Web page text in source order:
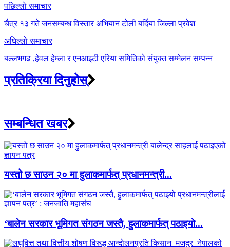
Post
navigation
पछिल्लाे समाचार
चैत्र १३ गते जनसम्बन्ध विस्तार अभियान टोली बर्दिया जिल्ला प्रवेश
अघिल्लाे समाचार
बल्लभगढ ,हेवल हेम्ला र एनआइटी एरिया समितिको संयुक्त सम्मेलन सम्पन्न
प्रतिक्रिया दिनुहोस्
सम्बन्धित खबर
यस्तो छ साउन २० मा हुलाकमार्फत् प्रधानमन्त्री...
‘बालेन सरकार भूमिगत संगठन जस्तै, हुलाकमार्फत् पठाइयो...